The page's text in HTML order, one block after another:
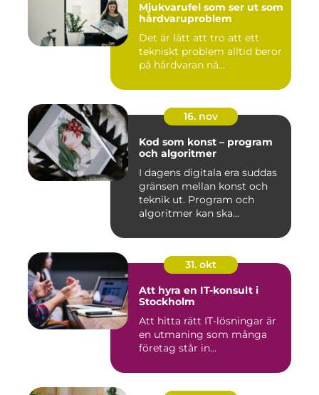
Mjukvarufel som ser ut som
hårdvaruproblem
Det är lätt att tro att ett
tekniskt problem alltid beror
på hårdvaran nä...
16. nov
Kod som konst – program
och algoritmer
I dagens digitala era suddas
gränsen mellan konst och
teknik ut. Program och
algoritmer kan ska...
31. okt
Att hyra en IT-konsult i
Stockholm
Att hitta rätt IT-lösningar är
en utmaning som många
företag står in...